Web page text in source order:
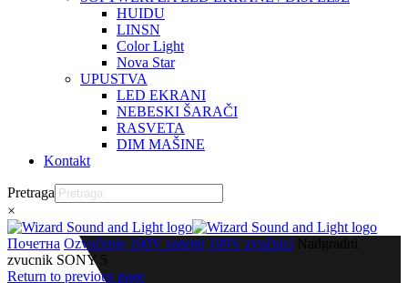
HUIDU
LINSN
Color Light
Nova Star
UPUSTVA
LED EKRANI
NEBESKI ŠARAČI
RASVETA
DIM MAŠINE
Kontakt
Pretraga
×
Почетна Ozvučenje 100V sistemi 100V zvučnici Nadgradni
zvucnik SONY 5
Return to previous page